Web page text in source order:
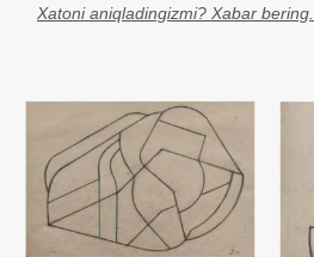
Xatoni aniqladingizmi? Xabar bering.